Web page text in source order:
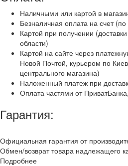
Наличными или картой в
Безналичная оплата на счет (по
Картой при получении
области)
Картой на сайте через
Новой Почтой, курьером по
центрального магазина)
Наложенный платеж при
Оплата частями от
Гарантия:
Официальная гарантия от
Обмен/возврат товара надлежащего
Подробнее